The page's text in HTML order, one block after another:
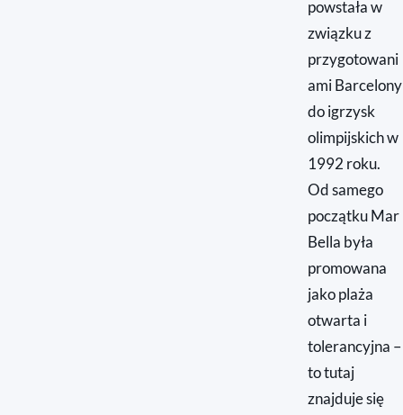
powstała w
związku z
przygotowani
ami Barcelony
do igrzysk
olimpijskich w
1992 roku.
Od samego
początku Mar
Bella była
promowana
jako plaża
otwarta i
tolerancyjna –
to tutaj
znajduje się